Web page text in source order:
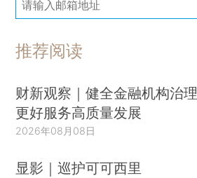
推荐阅读
财新观察｜健全金融机构治理
更好服务高质量发展
2026年08月08日
显影｜巡护可可西里